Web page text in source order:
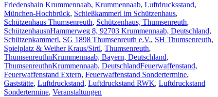
Friedenshain Krummennaab, Krummennaab, Luftdrucksstand,
München-Hochbrück, Schießkammerl im Schützenhaus,
Schützenhaus Thumsenreuth, Schützenhaus, Thumsenreuth,
SchützenhausnHammerweg 8, 92703 Krummennaab, Deutschland,
Schützenkammerl, SG 1898 Thumsenreuth e.V., SH Thumsenreuth,
Spielplatz & Weiher Kraus/Sirtl, Thumsenreuth,
ThumsenreuthnKrummennaab, Bayern, Deutschland,
ThumsenreuthnKrummennaab, DeutschlandFeuerwaffenstand,
Feuerwaffenstand Extern, Feuerwaffenstand Sondertermine,
Gaststätte, Luftdruckstand, Luftdruckstand RWK, Luftdruckstand
Sondertermine, Veranstaltungen